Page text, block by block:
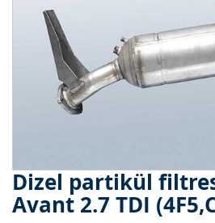
Dizel partikül
Avant 2.7 TDI
Resim
galerisinin
başlangıcına